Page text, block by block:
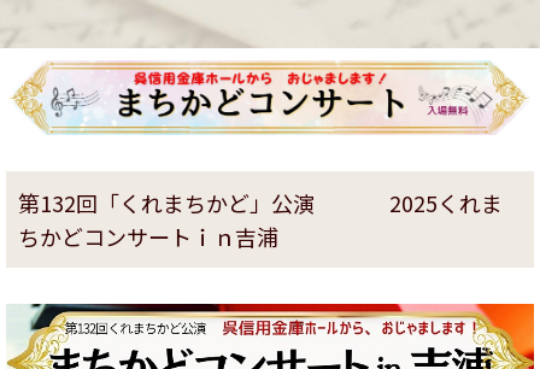
第132回「くれまちかど」公演 2025くれま
ちかどコンサートｉｎ吉浦